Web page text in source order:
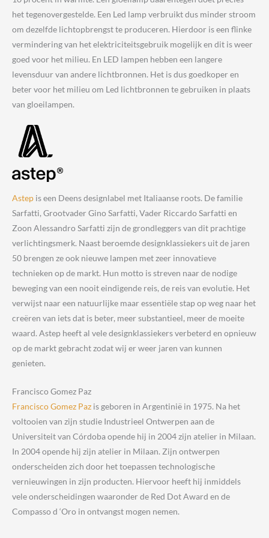
het tegenovergestelde. Een Led lamp verbruikt dus minder stroom
om dezelfde lichtopbrengst te produceren. Hierdoor is een flinke
vermindering van het elektriciteitsgebruik mogelijk en dit is weer
goed voor het milieu. En LED lampen hebben een langere
levensduur van andere lichtbronnen. Het is dus goedkoper en
beter voor het milieu om Led lichtbronnen te gebruiken in plaats
van gloeilampen.
Astep is een Deens designlabel met Italiaanse roots. De familie
Sarfatti, Grootvader Gino Sarfatti, Vader Riccardo Sarfatti en
Zoon Alessandro Sarfatti zijn de grondleggers van dit prachtige
verlichtingsmerk. Naast beroemde designklassiekers uit de jaren
50 brengen ze ook nieuwe lampen met zeer innovatieve
technieken op de markt. Hun motto is streven naar de nodige
beweging van een nooit eindigende reis, de reis van evolutie. Het
verwijst naar een natuurlijke maar essentiële stap op weg naar het
creëren van iets dat is beter, meer substantieel, meer de moeite
waard. Astep heeft al vele designklassiekers verbeterd en opnieuw
op de markt gebracht zodat wij er weer jaren van kunnen
genieten.
Francisco Gomez Paz
Francisco Gomez Paz is geboren in Argentinië in 1975. Na het
voltooien van zijn studie Industrieel Ontwerpen aan de
Universiteit van Córdoba opende hij in 2004 zijn atelier in Milaan.
In 2004 opende hij zijn atelier in Milaan. Zijn ontwerpen
onderscheiden zich door het toepassen technologische
vernieuwingen in zijn producten. Hiervoor heeft hij inmiddels
vele onderscheidingen waaronder de Red Dot Award en de
Compasso d ‘Oro in ontvangst mogen nemen.